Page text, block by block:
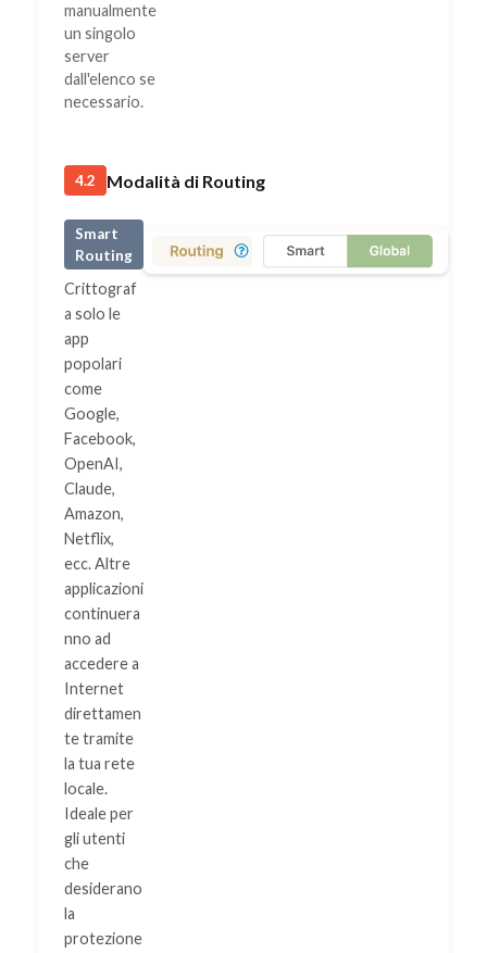
manualmente
un singolo
server
dall'elenco se
necessario.
4.2 Modalità di Routing
Smart
Routing
Crittograf
a solo le
app
popolari
come
Google,
Facebook,
OpenAI,
Claude,
Amazon,
Netflix,
ecc. Altre
applicazioni
continuera
nno ad
accedere a
Internet
direttamen
te tramite
la tua rete
locale.
Ideale per
gli utenti
che
desiderano
la
protezione